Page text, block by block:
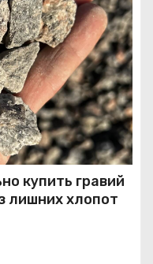
купить гравий
лишних хлопот